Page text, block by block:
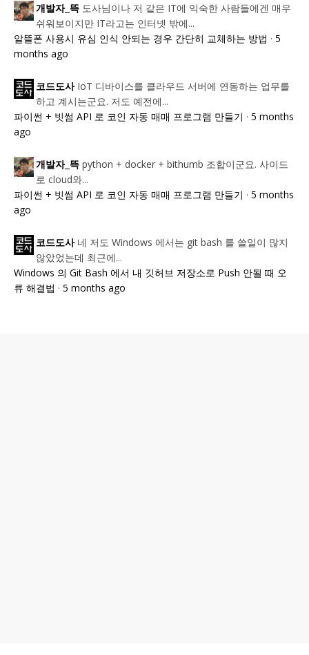
개발자_뜩 도사님이나 저 같은 IT에 익숙한 사람들에겐 매우
쉬워보이지만 IT라고는 인터넷 밖에...
알뜰폰 사용시 유심 인식 안되는 경우 간단히 교체하는 방법 · 5
months ago
코드도사 IoT 디바이스를 클라우드 서버에 연동하는 업무를
하고 계시는군요. 저도 예전에...
파이썬 + 빗썸 API 로 코인 자동 매매 프로그램 만들기 · 5 months
ago
개발자_뜩 python + docker + bithumb 조합이군요. 사이드
로 cloud와...
파이썬 + 빗썸 API 로 코인 자동 매매 프로그램 만들기 · 5 months
ago
코드도사 네 저도 Windows 에서는 git bash 를 쓸일이 많지
않았었는데 최근에...
Windows 의 Git Bash 에서 내 깃허브 저장소로 Push 안될 때 오
류 해결법 · 5 months ago